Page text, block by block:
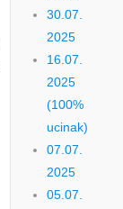
30.07.
2025
16.07.
2025
(100%
ucinak)
07.07.
2025
05.07.